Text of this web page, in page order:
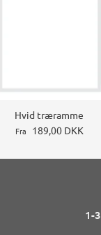
Hvid træramme
Fra 189,00 DKK
1-